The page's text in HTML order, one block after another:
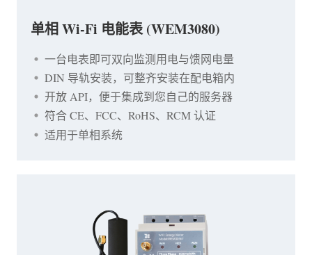
单相 Wi-Fi 电能表 (WEM3080)
一台电表即可双向监测用电与馈网电量
DIN 导轨安装，可整齐安装在配电箱内
开放 API，便于集成到您自己的服务器
符合 CE、FCC、RoHS、RCM 认证
适用于单相系统